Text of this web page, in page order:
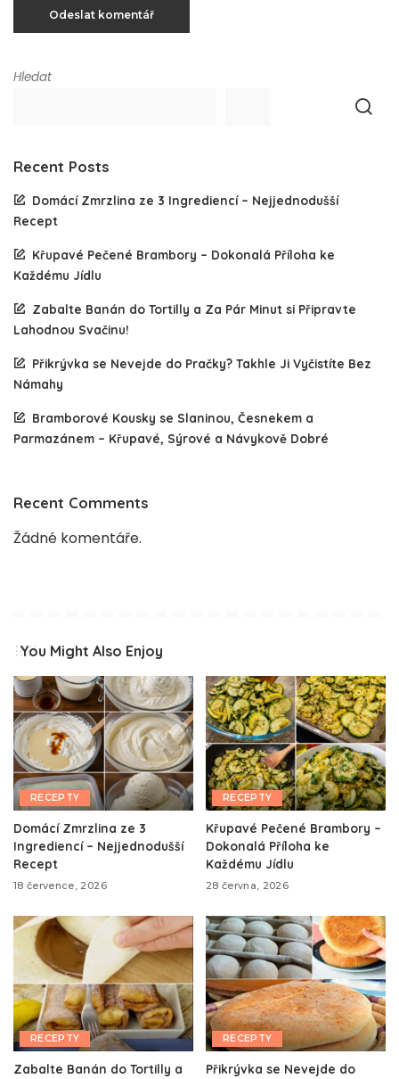
Hledat
Recent Posts
Domácí Zmrzlina ze 3 Ingrediencí – Nejjednodušší
Recept
Křupavé Pečené Brambory – Dokonalá Příloha ke
Každému Jídlu
Zabalte Banán do Tortilly a Za Pár Minut si Připravte
Lahodnou Svačinu!
Přikrývka se Nevejde do Pračky? Takhle Ji Vyčistíte Bez
Námahy
Bramborové Kousky se Slaninou, Česnekem a
Parmazánem – Křupavé, Sýrové a Návykově Dobré
Recent Comments
Žádné komentáře.
You Might Also Enjoy
RECEPTY
Domácí Zmrzlina ze 3
Ingrediencí – Nejjednodušší
Recept
18 července, 2026
RECEPTY
Křupavé Pečené Brambory –
Dokonalá Příloha ke
Každému Jídlu
28 června, 2026
RECEPTY
Zabalte Banán do Tortilly a
RECEPTY
Přikrývka se Nevejde do